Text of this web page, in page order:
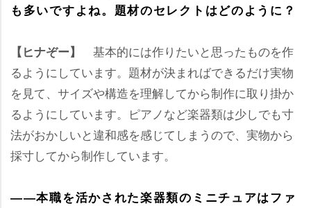
も多いですよね。題材のセレクトはどのように？
【ヒナぞー】
基本的には作りたいと思ったものを作
るようにしています。題材が決まればできるだけ実物
を見て、サイズや構造を理解してから制作に取り掛か
るようにしています。ピアノなど楽器類は少しでも寸
法がおかしいと違和感を感じてしまうので、実物から
採寸してから制作しています。
――本職を活かされた楽器類のミニチュアはファ